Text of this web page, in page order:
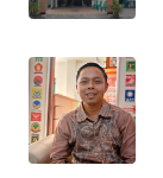
News
Regional
WN